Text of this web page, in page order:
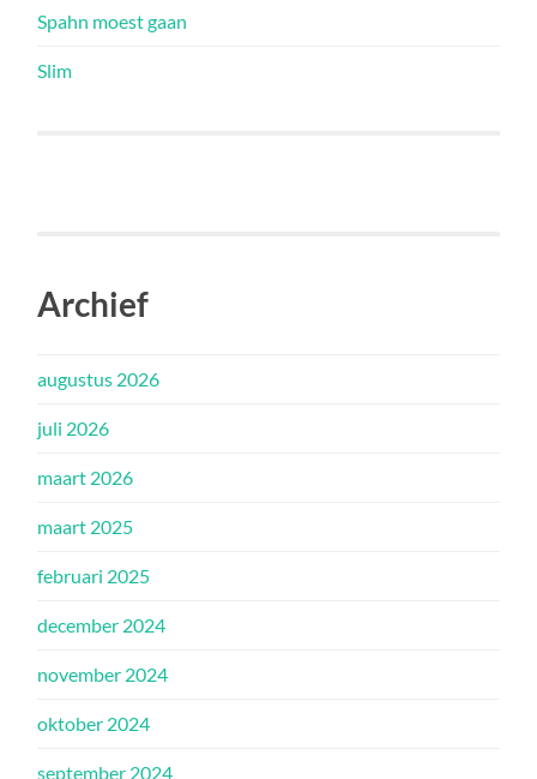
Spahn moest gaan
Slim
Archief
augustus 2026
juli 2026
maart 2026
maart 2025
februari 2025
december 2024
november 2024
oktober 2024
september 2024